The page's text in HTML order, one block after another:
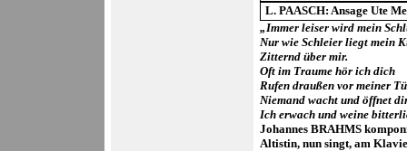
L. PAASCH: Ansage Ute
„Immer leiser wird mein
Nur wie Schleier liegt mein
Zitternd über mir.
Oft im Traume hör ich dich
Rufen draußen vor meiner
Niemand wacht und öffnet
Ich erwach und weine
Johannes BRAHMS
Altistin, nun singt, am